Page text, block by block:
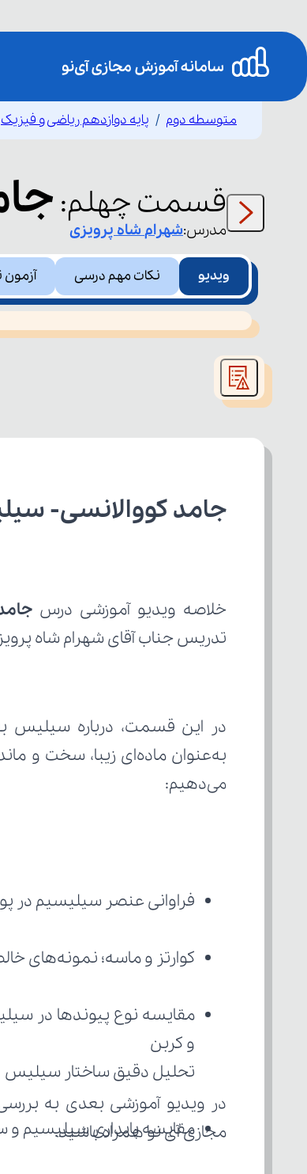
متوسطه دوم پایه دوازدهم ریاضی و فیزیک
قسمتچهلم:
مدرس:شهرامشاه پرویزی
ویدیو نکات مهم درسی آزمون
This
is
window.
جامد کووالانسی-
خلاصه ویدیو آموزشی درس
تدریس جناب آقای شهرام شاه
می‌دهیم:
فراوانی عنصر سیلیسیم در
کوارتز و ماسه؛ نمونه‌های
و کربن
تحلیل دقیق ساختار سیلیس
مقایسه پایداری سیلیسیم و
در ویدیو آموزشی بعدی به
مجازی آی نو همراه باشید.